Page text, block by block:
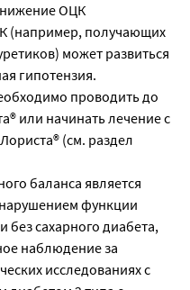
ОЦК
(например, получающих
может развиться
гипотензия.
проводить до
или начинать лечение с
(см. раздел
баланса является
функции
без сахарного диабета,
наблюдение за
исследованиях с